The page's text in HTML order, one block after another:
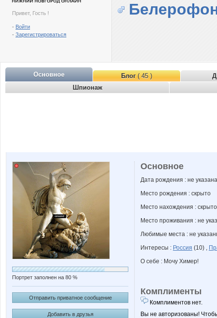
Привет, Гость !
- Войти
- Зарегистрироваться
Основное Блог( 45 )
Шпионаж
Портрет заполнен на 80 %
Отправить приватное сообщение
Добавить в друзья
Основное
Дата рождения : не указана
Место рождения : скрыто
Место нахождения : скрыто
Место проживания : не
Любимые места : не
Интересы : Россия (10) ,
О себе : Мочу Химер!
Комплименты
Комплиментов нет.
Вы не авторизованы!